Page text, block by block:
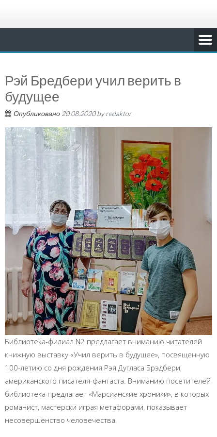
Рэй Бредбери учил верить в
будущее
Опубликовано 20.08.2020byredaktor
Библиотека-филиал N2 предлагает вниманию читателей
книжную выставку «Учил верить в будущее», посвященную
100-летию со дня рождения Рэя Дугласа Брэдбери,
американского писателя-фантаста. Вниманию посетителей
библиотека предлагает «Марсианские хроники», в которых
романист, мастерски играя метафорами, показывает
несовершенство человечества.